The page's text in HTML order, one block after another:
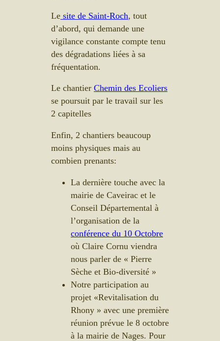
Le site de Saint-Roch, tout
d’abord, qui demande une
vigilance constante compte tenu
des dégradations liées à sa
fréquentation.
Le chantier Chemin des Ecoliers
se poursuit par le travail sur les
2 capitelles
Enfin, 2 chantiers beaucoup
moins physiques mais au
combien prenants:
La dernière touche avec la
mairie de Caveirac et le
Conseil Départemental à
l’organisation de la
conférence du 10 Octobre
où Claire Cornu viendra
nous parler de « Pierre
Sèche et Bio-diversité »
Notre participation au
projet «Revitalisation du
Rhony » avec une première
réunion prévue le 8 octobre
à la mairie de Nages. Pour